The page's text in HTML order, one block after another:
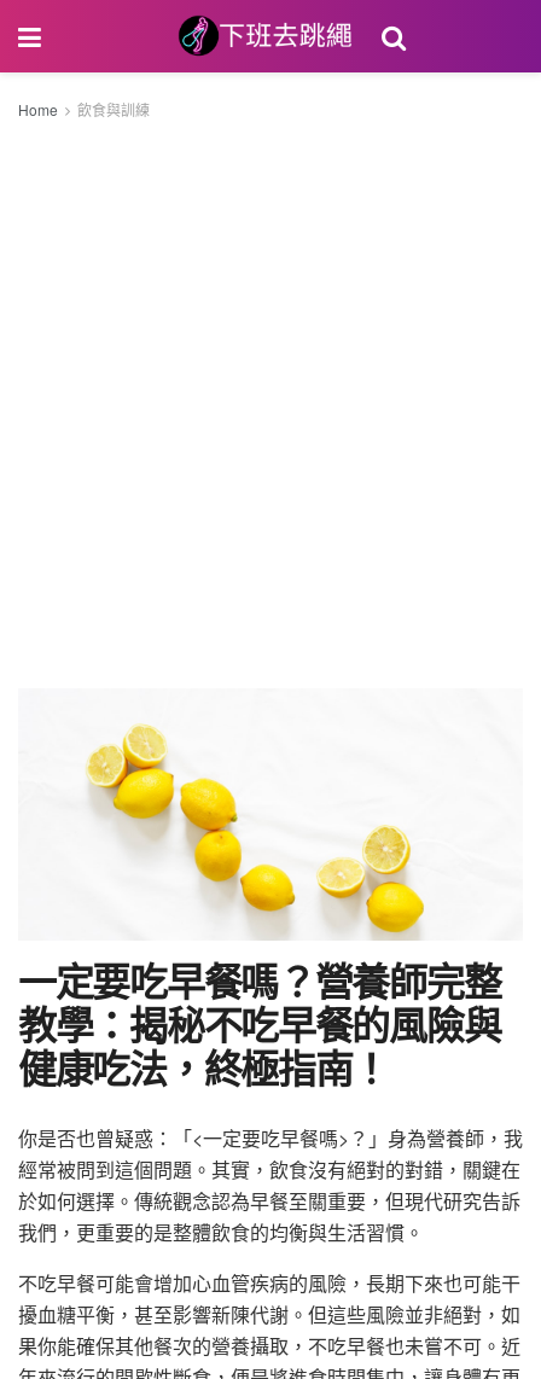
Home 飲食與訓練
一定要吃早餐嗎？營養師完整
教學：揭秘不吃早餐的風險與
健康吃法，終極指南！
你是否也曾疑惑：「<一定要吃早餐嗎>？」身為營養師，我
經常被問到這個問題。其實，飲食沒有絕對的對錯，關鍵在
於如何選擇。傳統觀念認為早餐至關重要，但現代研究告訴
我們，更重要的是整體飲食的均衡與生活習慣。
不吃早餐可能會增加心血管疾病的風險，長期下來也可能干
擾血糖平衡，甚至影響新陳代謝。但這些風險並非絕對，如
果你能確保其他餐次的營養攝取，不吃早餐也未嘗不可。近